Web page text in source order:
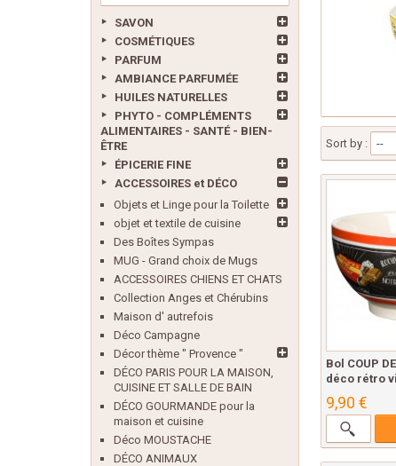
SAVON
COSMÉTIQUES
PARFUM
AMBIANCE PARFUMÉE
HUILES NATURELLES
PHYTO - COMPLÉMENTS
ALIMENTAIRES - SANTÉ - BIEN-
ÊTRE
ÉPICERIE FINE
ACCESSOIRES et DÉCO
Objets et Linge pour la Toilette
objet et textile de cuisine
Des Boîtes Sympas
MUG - Grand choix de Mugs
ACCESSOIRES CHIENS ET CHATS
Collection Anges et Chérubins
Maison d' autrefois
Déco Campagne
Décor thème " Provence "
DÉCO PARIS POUR LA MAISON,
CUISINE ET SALLE DE BAIN
DÉCO GOURMANDE pour la
maison et cuisine
Déco MOUSTACHE
DÉCO ANIMAUX
Sort by : --
Bol COUP
déco rétro
9,90 €